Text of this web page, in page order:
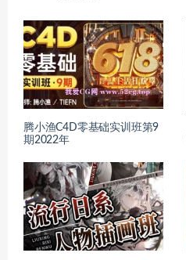
腾小渔C4D零基础实训班第9
期2022年